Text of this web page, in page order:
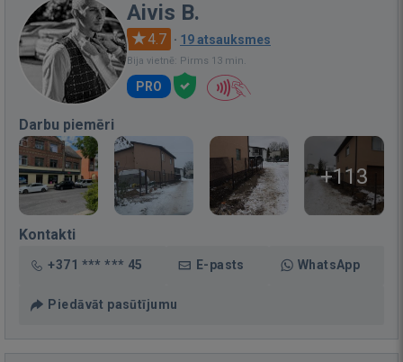
Aivis B.
4.7 · 19 atsauksmes
Bija vietnē: Pirms 13 min.
PRO
Darbu piemēri
+113
Kontakti
+371 *** *** 45 E-pasts WhatsApp
Piedāvāt pasūtījumu